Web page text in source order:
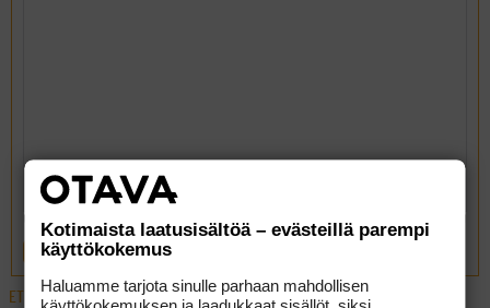
LÄHETÄ
ETUSIVU ›FOORUMIT› YLEISTÄ› PELAAJA
Kotimaista laatusisältöä – evästeillä parempi
käyttökokemus
Haluamme tarjota sinulle parhaan mahdollisen
käyttökokemuksen ja laadukkaat sisällöt, siksi